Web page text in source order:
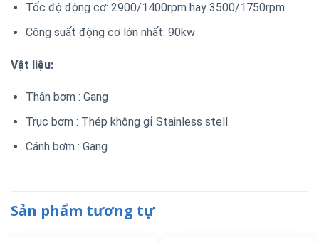
Tốc độ động cơ: 2900/1400rpm hay 3500/1750rpm
Công suất động cơ lớn nhất: 90kw
Vật liệu:
Thân bơm : Gang
Trục bơm : Thép không gỉ Stainless stell
Cánh bơm : Gang
Sản phẩm tương tự